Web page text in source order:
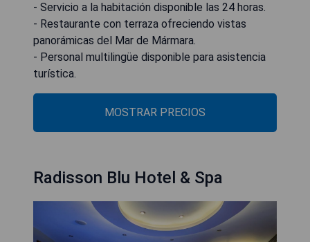
- Servicio a la habitación disponible las 24 horas.
- Restaurante con terraza ofreciendo vistas
panorámicas del Mar de Mármara.
- Personal multilingüe disponible para asistencia
turística.
MOSTRAR PRECIOS
Radisson Blu Hotel & Spa